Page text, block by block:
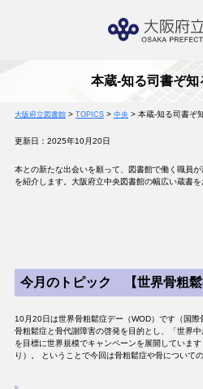
本蔵-知る司書ぞ知
大阪府立図書館> TOPICS> 中央> 本蔵-知る司書ぞ
更新日：2025年10月20日
本との新たな出会いを願って、図書館で働く職員
を紹介します。大阪府立中央図書館の幅広い蔵書を
今月のトピック 【世界骨粗鬆
10月20日は世界骨粗鬆症デー（WOD）です（国際
骨粗鬆症と骨代謝障害の啓発を目的とし、「世界
を目標に世界規模でキャンペーンを展開していま
り）。 ということで今回は骨粗鬆症や骨について